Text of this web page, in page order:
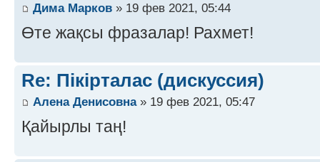
Дима Марков » 19 фев 2021, 05:44
Өте жақсы фразалар! Рахмет!
Re: Пікірталас (дискуссия)
Алена Денисовна» 19 фев 2021, 05:47
Қайырлы таң!